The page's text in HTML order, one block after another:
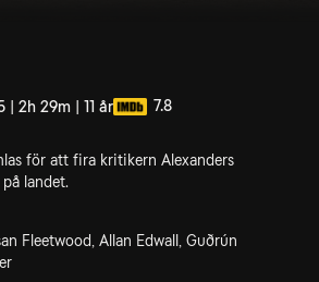
| 2h 29m | 11 år 7.8
för att fira kritikern Alexanders
landet.
Fleetwood, Allan Edwall, Guðrún